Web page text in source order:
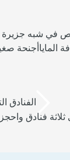
في شبه جزيرة
المايا أجنحة
/3
فنادق